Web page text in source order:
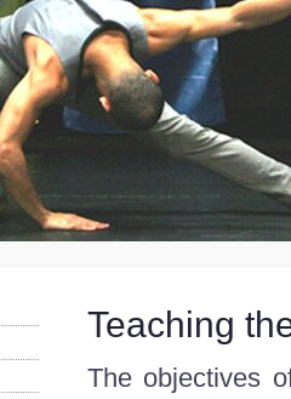
Teaching
The objectives